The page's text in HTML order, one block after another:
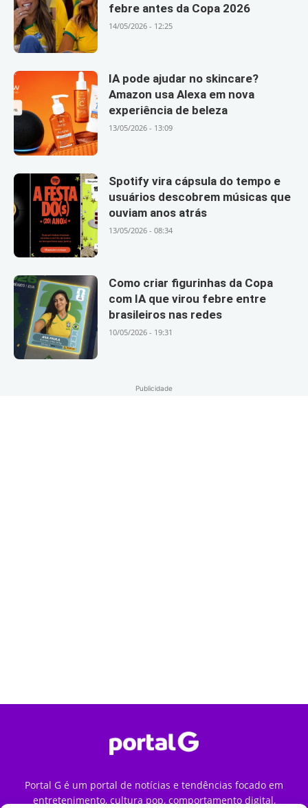
febre antes da Copa 2026
14/05/2026 - 12:25
IA pode ajudar no skincare?
Amazon usa Alexa em nova
experiência de beleza
13/05/2026 - 13:09
Spotify vira cápsula do tempo e
usuários descobrem músicas que
ouviam anos atrás
13/05/2026 - 08:34
Como criar figurinhas da Copa
com IA que virou febre entre
brasileiros nas redes
10/05/2026 - 19:31
Publicidade
Portal G é um portal de notícias e tendências focado em
entretenimento, cultura pop, comportamento digital,